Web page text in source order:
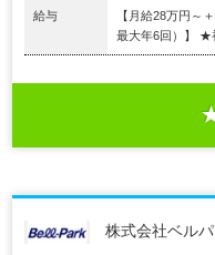
給与
【月給28万円～
最大年6回）】 ★
株式会社ベル